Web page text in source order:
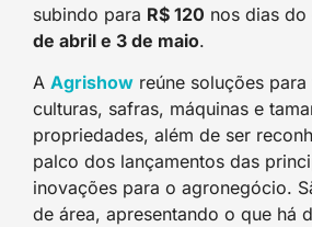
subindo para R$ 120 nos dias
de abril e 3 de maio.
A Agrishow reúne soluções
culturas, safras, máquinas e
propriedades, além de ser
palco dos lançamentos das
inovações para o agronegócio.
de área, apresentando o que há